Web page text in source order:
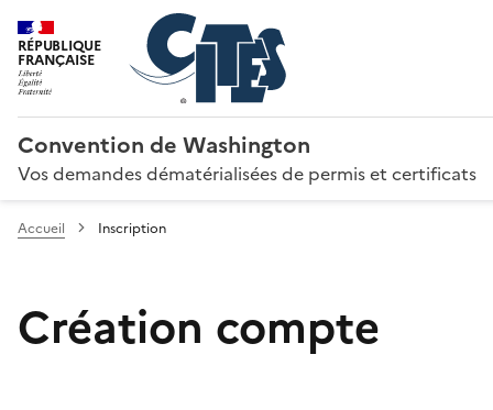
RÉPUBLIQUE
FRANÇAISE
Convention de Washington
Vos demandes dématérialisées de permis et certificats
Accueil Inscription
Création compte